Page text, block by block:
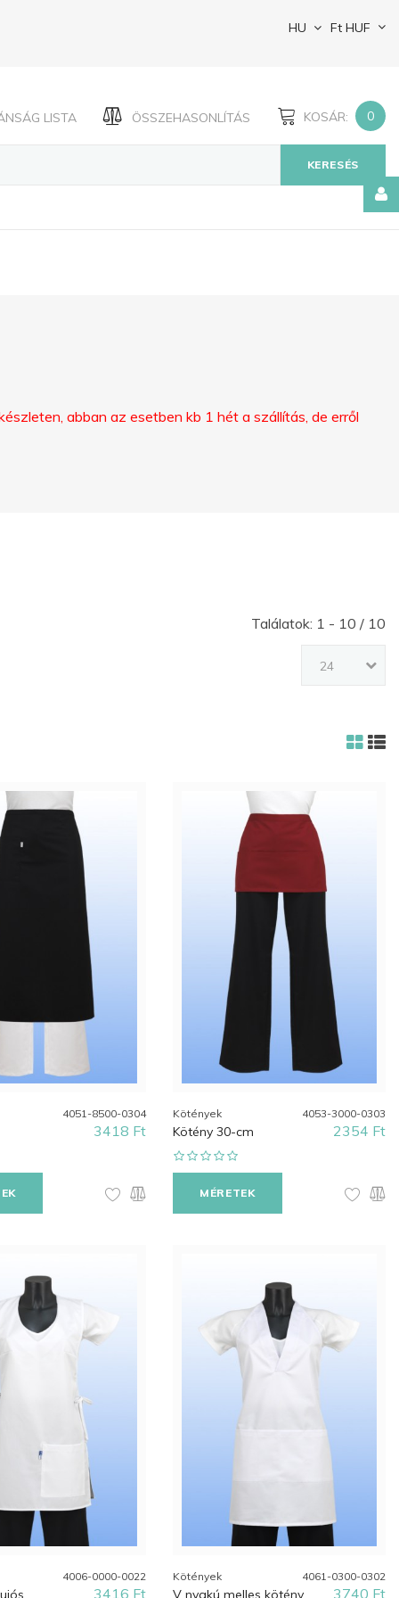
Ft HUF
HU
KOSÁR: 0
LISTA ÖSSZEHASONLÍTÁS
KERESÉS
abban az esetben kb 1 hét a szállítás, de erről
Találatok: 1 - 10 / 10
24
4051-8500-0304
3418 Ft
Kötények 4053-3000-0303
Kötény 30-cm 2354 Ft
MÉRETEK
4006-0000-0022
3416 Ft
Kötények 4061-0300-0302
V nyakú melles kötény 3740 Ft